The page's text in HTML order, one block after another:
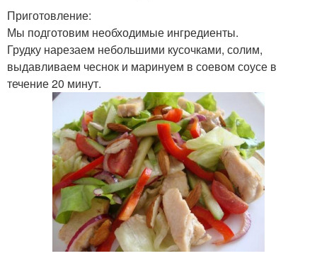
Приготовление:
Мы подготовим необходимые ингредиенты.
Грудку нарезаем небольшими кусочками, солим,
выдавливаем чеснок и маринуем в соевом соусе в
течение 20 минут.